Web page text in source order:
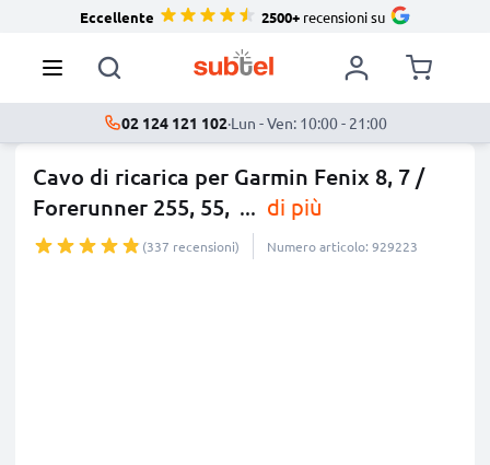
Eccellente 2500+recensioni su
02 124 121 102·Lun - Ven: 10:00 - 21:00
Cavo di ricarica per Garmin Fenix 8, 7 /
Forerunner 255, 55, ... di più
(337 recensioni) Numero articolo: 929223